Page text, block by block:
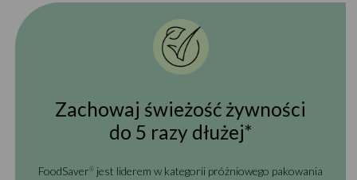
Zachowaj świeżość żywności
do 5 razy dłużej*
FoodSaver® jest liderem w kategorii próżniowego pakowania